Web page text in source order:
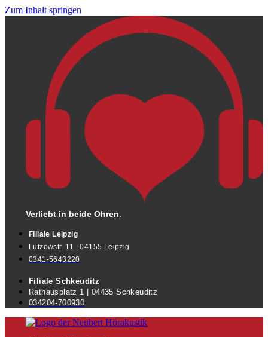
Zum Inhalt springen
Verliebt in beide Ohren.
Filiale Leipzig
Lützowstr. 11 | 04155 Leipzig
0341-5643220
Filiale Schkeuditz
Rathausplatz 1 | 04435 Schkeuditz
034204-700930